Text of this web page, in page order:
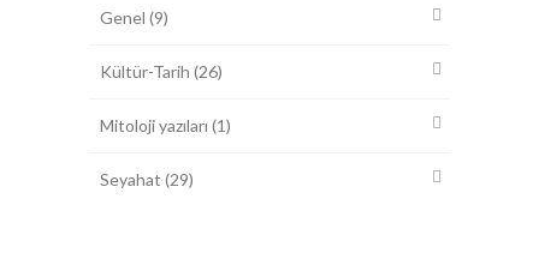
Genel (9)
Kültür-Tarih (26)
Mitoloji yazıları (1)
Seyahat (29)